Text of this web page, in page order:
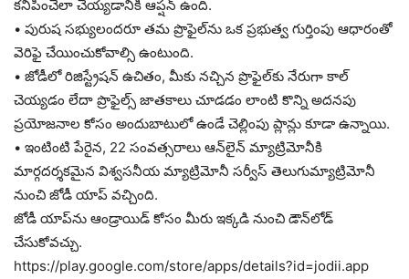
కనిపించేలా చెయ్యడానికి ఆప్షన్ ఉంది.
• పురుష సభ్యులందరూ తమ ప్రొఫైల్‌ను ఒక ప్రభుత్వ గుర్తింపు ఆధారంతో
వెరిఫై చేయించుకోవాల్సి ఉంటుంది.
• జోడీలో రిజిస్ట్రేషన్ ఉచితం, మీకు నచ్చిన ప్రొఫైల్‌కు నేరుగా కాల్
చెయ్యడం లేదా ప్రొఫైల్స్ జాతకాలు చూడడం లాంటి కొన్ని అదనపు
ప్రయోజనాల కోసం అందుబాటులో ఉండే చెల్లింపు ప్లాన్లు కూడా ఉన్నాయి.
• ఇంటింటి పేరైన, 22 సంవత్సరాలు ఆన్‌లైన్ మ్యాట్రిమోనీకి
మార్గదర్శకమైన విశ్వసనీయ మ్యాట్రిమోనీ సర్వీస్ తెలుగుమ్యాట్రిమోనీ
నుంచి జోడీ యాప్ వచ్చింది.
జోడీ యాప్‌ను ఆండ్రాయిడ్ కోసం మీరు ఇక్కడి నుంచి డౌన్‌లోడ్
చేసుకోవచ్చు.
https://play.google.com/store/apps/details?id=jodii.app